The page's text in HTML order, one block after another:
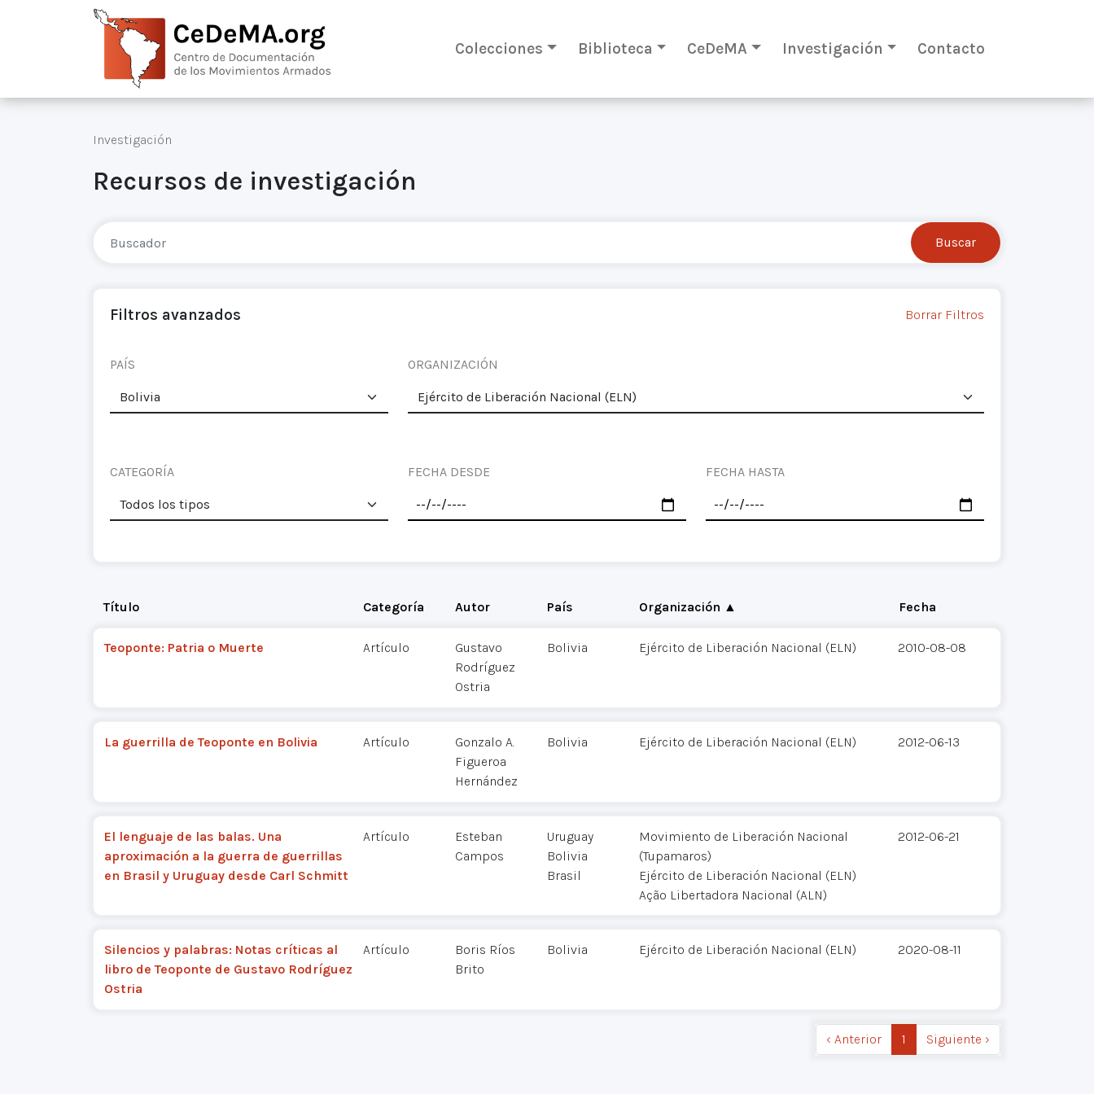
Colecciones Biblioteca CeDeMA Investigación Contacto
Investigación
Recursos de investigación
Filtros avanzados Borrar Filtros
PAÍS ORGANIZACIÓN
CATEGORÍA FECHA DESDE FECHA HASTA
Título Categoría Autor País Organización ▲ Fecha
Teoponte: Patria o Muerte Artículo
Gustavo
Rodríguez
Ostria
Bolivia Ejército de Liberación Nacional (ELN) 2010-08-08
La guerrilla de Teoponte en Bolivia Artículo
Gonzalo A.
Figueroa
Hernández
Bolivia Ejército de Liberación Nacional (ELN) 2012-06-13
El lenguaje de las balas. Una
aproximación a la guerra de guerrillas
en Brasil y Uruguay desde Carl Schmitt
Artículo
Esteban
Campos
Uruguay
Bolivia
Brasil
Movimiento de Liberación Nacional
(Tupamaros)
Ejército de Liberación Nacional (ELN)
Ação Libertadora Nacional (ALN)
2012-06-21
Silencios y palabras: Notas críticas al
libro de Teoponte de Gustavo Rodríguez
Ostria
Artículo
Boris Ríos
Brito
Bolivia Ejército de Liberación Nacional (ELN) 2020-08-11
‹ Anterior 1 Siguiente ›